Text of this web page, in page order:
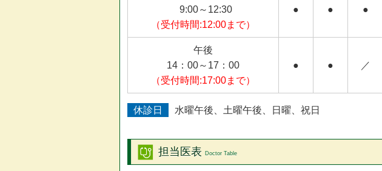
9:00～12:30
（受付時間:12:00まで）
● ● ●
午後
14：00～17：00
（受付時間:17:00まで）
● ● ／
休診日 水曜午後、土曜午後、日曜、祝日
担当医表 Doctor Table